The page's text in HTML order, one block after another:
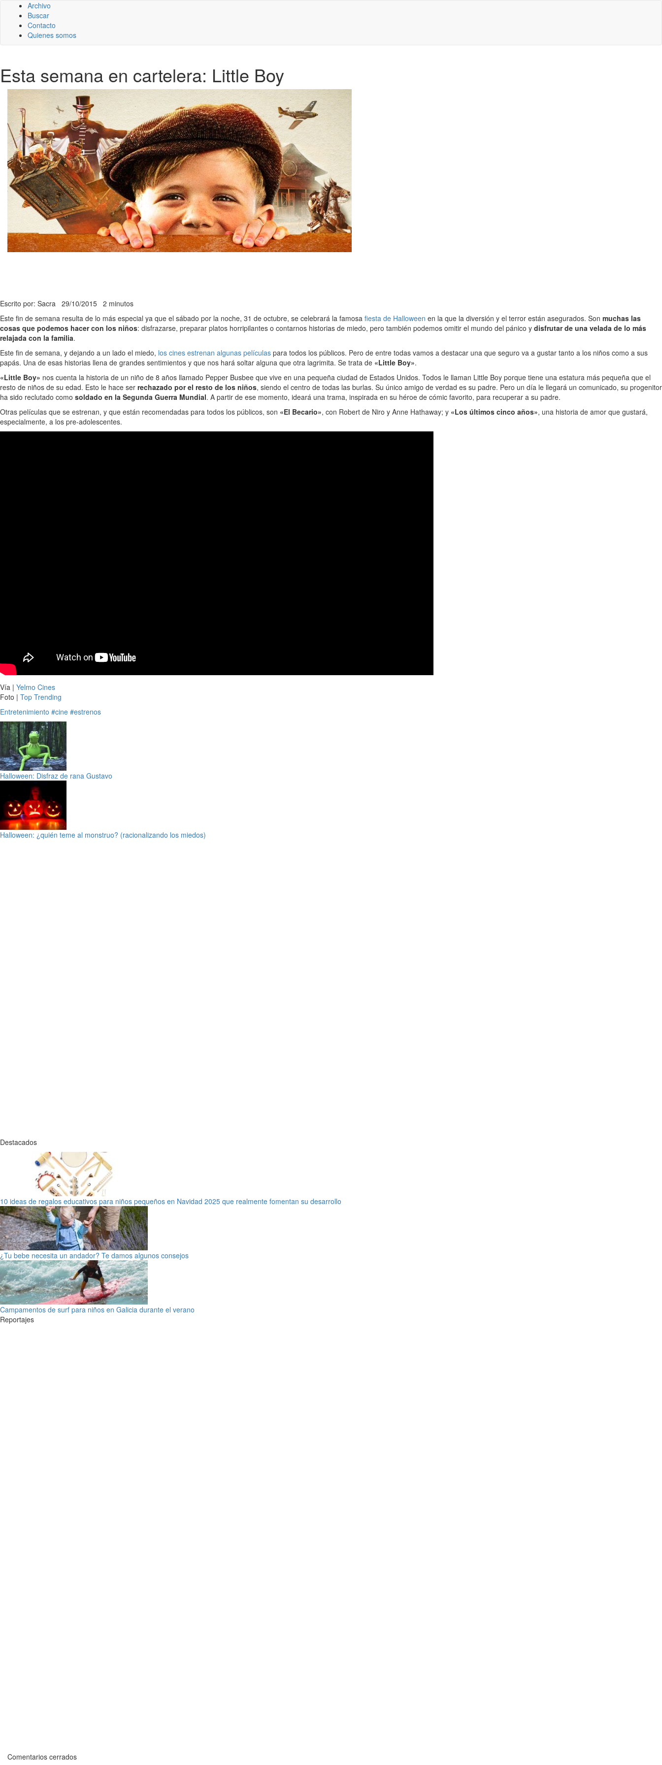
Archivo
Buscar
Contacto
Quienes somos
Esta semana en cartelera: Little Boy
Escrito por: Sacra 29/10/2015 2 minutos
Este fin de semana resulta de lo más especial ya que el sábado por la noche, 31 de octubre, se celebrará la famosa fiesta de Halloween en la que la diversión y el terror están asegurados. Son muchas las
cosas que podemos hacer con los niños: disfrazarse, preparar platos horripilantes o contarnos historias de miedo, pero también podemos omitir el mundo del pánico y disfrutar de una velada de lo más
relajada con la familia.
Este fin de semana, y dejando a un lado el miedo, los cines estrenan algunas películas para todos los públicos. Pero de entre todas vamos a destacar una que seguro va a gustar tanto a los niños como a sus
papás. Una de esas historias llena de grandes sentimientos y que nos hará soltar alguna que otra lagrimita. Se trata de «Little Boy».
«Little Boy» nos cuenta la historia de un niño de 8 años llamado Pepper Busbee que vive en una pequeña ciudad de Estados Unidos. Todos le llaman Little Boy porque tiene una estatura más pequeña que el
resto de niños de su edad. Esto le hace ser rechazado por el resto de los niños, siendo el centro de todas las burlas. Su único amigo de verdad es su padre. Pero un día le llegará un comunicado, su progenitor
ha sido reclutado como soldado en la Segunda Guerra Mundial. A partir de ese momento, ideará una trama, inspirada en su héroe de cómic favorito, para recuperar a su padre.
Otras películas que se estrenan, y que están recomendadas para todos los públicos, son «El Becario», con Robert de Niro y Anne Hathaway; y «Los últimos cinco años», una historia de amor que gustará,
especialmente, a los pre-adolescentes.
Vía | Yelmo Cines
Foto | Top Trending
Entretenimiento #cine #estrenos
Halloween: Disfraz de rana Gustavo
Halloween: ¿quién teme al monstruo? (racionalizando los miedos)
Destacados
10 ideas de regalos educativos para niños pequeños en Navidad 2025 que realmente fomentan su desarrollo
¿Tu bebe necesita un andador? Te damos algunos consejos
Campamentos de surf para niños en Galicia durante el verano
Reportajes
Comentarios cerrados